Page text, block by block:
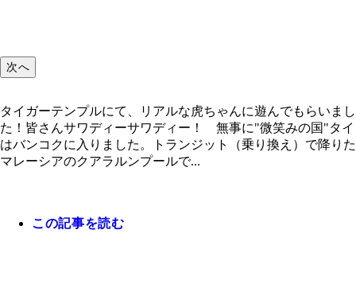
次へ
タイガーテンプルにて、リアルな虎ちゃんに遊んでもらいまし
た！皆さんサワディーサワディー！ 無事に"微笑みの国"タイ
はバンコクに入りました。トランジット（乗り換え）で降りた
マレーシアのクアラルンプールで...
この記事を読む